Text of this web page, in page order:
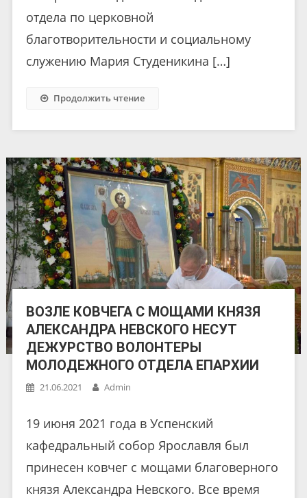
отдела по церковной
благотворительности и социальному
служению Мария Студеникина […]
Продолжить чтение
ВОЗЛЕ КОВЧЕГА С МОЩАМИ КНЯЗЯ
АЛЕКСАНДРА НЕВСКОГО НЕСУТ
ДЕЖУРСТВО ВОЛОНТЕРЫ
МОЛОДЕЖНОГО ОТДЕЛА ЕПАРХИИ
21.06.2021 Admin
19 июня 2021 года в Успенский
кафедральный собор Ярославля был
принесен ковчег с мощами благоверного
князя Александра Невского. Все время